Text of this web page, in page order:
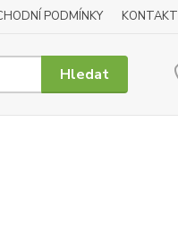
PODMÍNKY KONTAKT
Hledat